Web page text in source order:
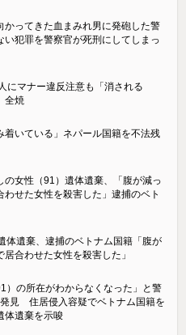
かってきた血まみれ男に発砲した警
い犯罪を警察官が死刑にしてしまっ
にマナー違反注意も「消される
全焼
着いている」ネパール国籍を不法残
の女性（91）遺体遺棄、「腹が減っ
せた女性を殺害した」逮捕のベト
体遺棄、逮捕のベトナム国籍「腹が
合わせた女性を殺害した」
）の所在がわからなくなった」と警
見 住居侵入容疑でベトナム国籍を
遺棄を示唆